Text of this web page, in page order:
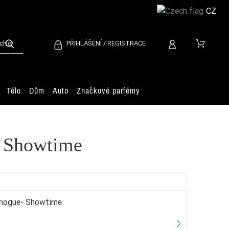
PŘIHLÁŠENÍ / REGISTRACE
Tělo Dům Auto Značkové parfémy
Showtime
CZ